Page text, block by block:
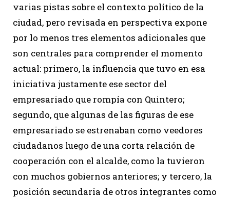
varias pistas sobre el contexto político de la
ciudad, pero revisada en perspectiva expone
por lo menos tres elementos adicionales que
son centrales para comprender el momento
actual: primero, la influencia que tuvo en esa
iniciativa justamente ese sector del
empresariado que rompía con Quintero;
segundo, que algunas de las figuras de ese
empresariado se estrenaban como veedores
ciudadanos luego de una corta relación de
cooperación con el alcalde, como la tuvieron
con muchos gobiernos anteriores; y tercero, la
posición secundaria de otros integrantes como